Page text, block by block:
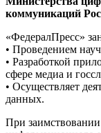
коммуникаций
«ФедералПресс»
• Проведением
• Разработкой
сфере медиа и
• Осуществляет
данных.
При